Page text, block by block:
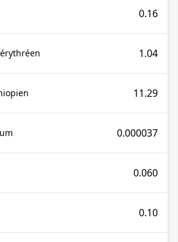
0.16
1.04
11.29
0.000037
0.060
0.10